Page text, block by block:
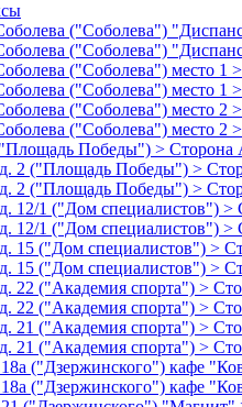
("Соболева")
("Соболева")
("Соболева") место 1
("Соболева") место 1
("Соболева") место 2
("Соболева") место 2
Победы") > Сторона
д. 2 ("Площадь Победы") >
д. 2 ("Площадь Победы") >
12/1 ("Дом специалистов") >
12/1 ("Дом специалистов") >
15 ("Дом специалистов") >
15 ("Дом специалистов") >
22 ("Академия спорта") >
22 ("Академия спорта") >
21 ("Академия спорта") >
21 ("Академия спорта") >
("Дзержинского") кафе
("Дзержинского") кафе